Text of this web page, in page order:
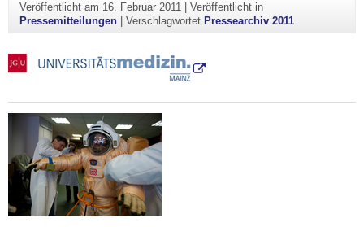
Veröffentlicht am 16. Februar 2011| Veröffentlicht in
Pressemitteilungen| Verschlagwortet Pressearchiv 2011